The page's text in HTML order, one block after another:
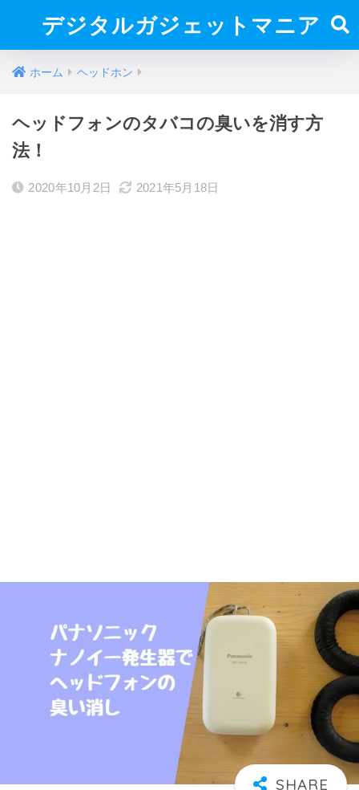
デジタルガジェットマニア
ホーム ヘッドホン
ヘッドフォンのタバコの臭いを消す方
法！
2020年10月2日 2021年5月18日